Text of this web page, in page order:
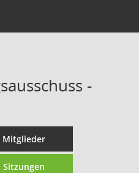
-
Mitglieder
Sitzungen